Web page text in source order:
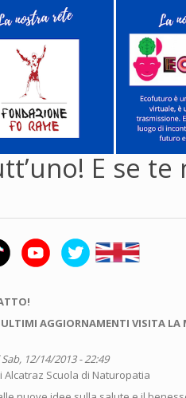
E se
ULTIMI AGGIORNAMENTI VISITA
Sab, 12/14/2013 - 22:49